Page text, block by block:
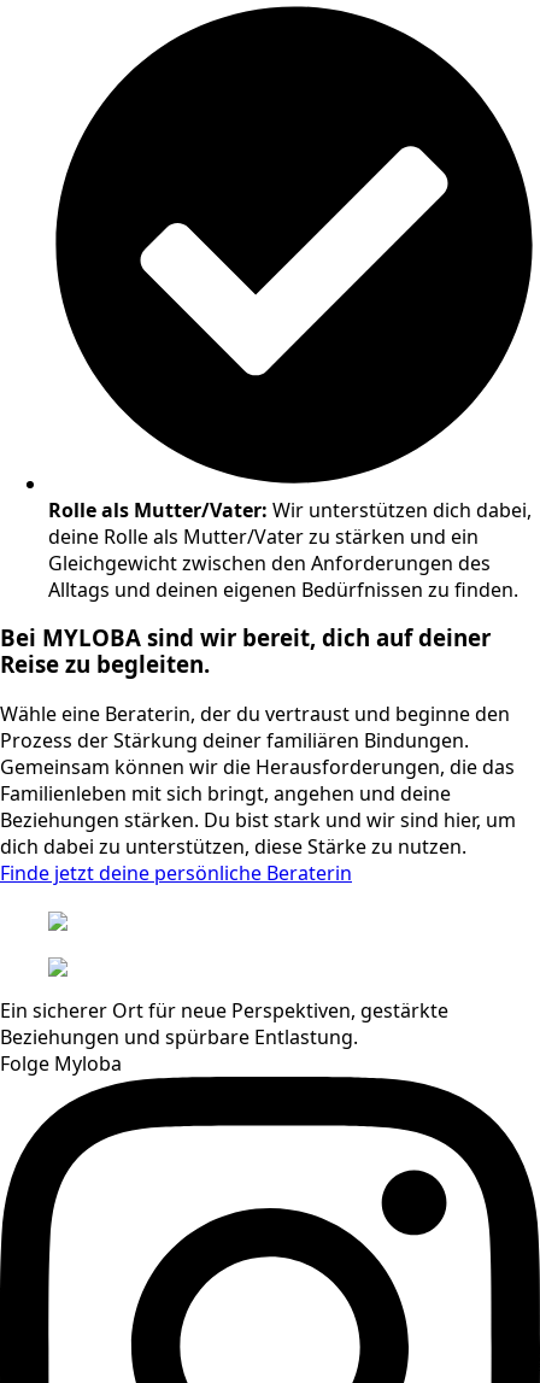
Rolle als Mutter/Vater: Wir unterstützen dich dabei,
deine Rolle als Mutter/Vater zu stärken und ein
Gleichgewicht zwischen den Anforderungen des
Alltags und deinen eigenen Bedürfnissen zu finden.
Bei MYLOBA sind wir bereit, dich auf deiner
Reise zu begleiten.
Wähle eine Beraterin, der du vertraust und beginne den
Prozess der Stärkung deiner familiären Bindungen.
Gemeinsam können wir die Herausforderungen, die das
Familienleben mit sich bringt, angehen und deine
Beziehungen stärken. Du bist stark und wir sind hier, um
dich dabei zu unterstützen, diese Stärke zu nutzen.
Finde jetzt deine persönliche Beraterin
Ein sicherer Ort für neue Perspektiven, gestärkte
Beziehungen und spürbare Entlastung.
Folge Myloba